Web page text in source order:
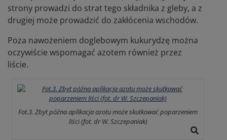
strony prowadzi do strat tego składnika z gleby, a z
drugiej może prowadzić do zakłócenia wschodów.
Poza nawożeniem doglebowym kukurydzę można
oczywiście wspomagać azotem również przez
liście.
Fot.3. Zbyt późna aplikacja azotu może skutkować poparzeniem
liści (fot. dr W. Szczepaniak)